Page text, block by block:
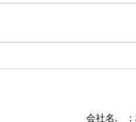
会社名. ：